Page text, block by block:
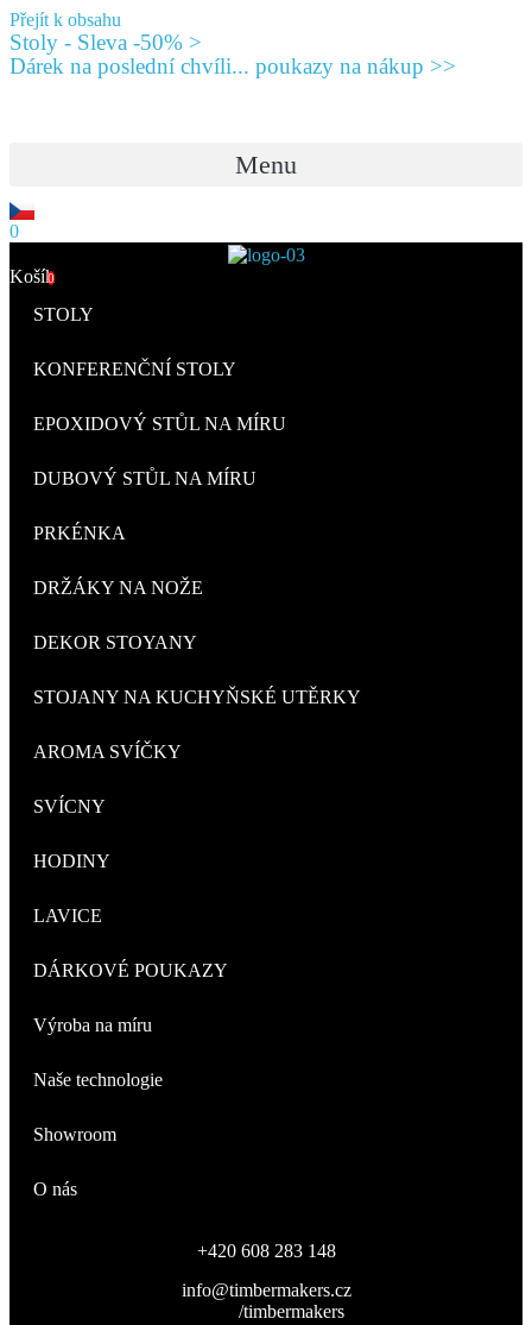
Přejít k obsahu
Stoly - Sleva -50% >
Dárek na poslední chvíli... poukazy na nákup >>
Menu
0
Košík
0
STOLY
KONFERENČNÍ STOLY
EPOXIDOVÝ STŮL NA MÍRU
DUBOVÝ STŮL NA MÍRU
PRKÉNKA
DRŽÁKY NA NOŽE
DEKOR STOYANY
STOJANY NA KUCHYŇSKÉ UTĚRKY
AROMA SVÍČKY
SVÍCNY
HODINY
LAVICE
DÁRKOVÉ POUKAZY
Výroba na míru
Naše technologie
Showroom
O nás
+420 608 283 148
info@timbermakers.cz
/timbermakers